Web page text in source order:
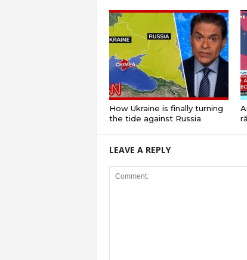
How Ukraine is finally turning
the tide against Russia
LEAVE A REPLY